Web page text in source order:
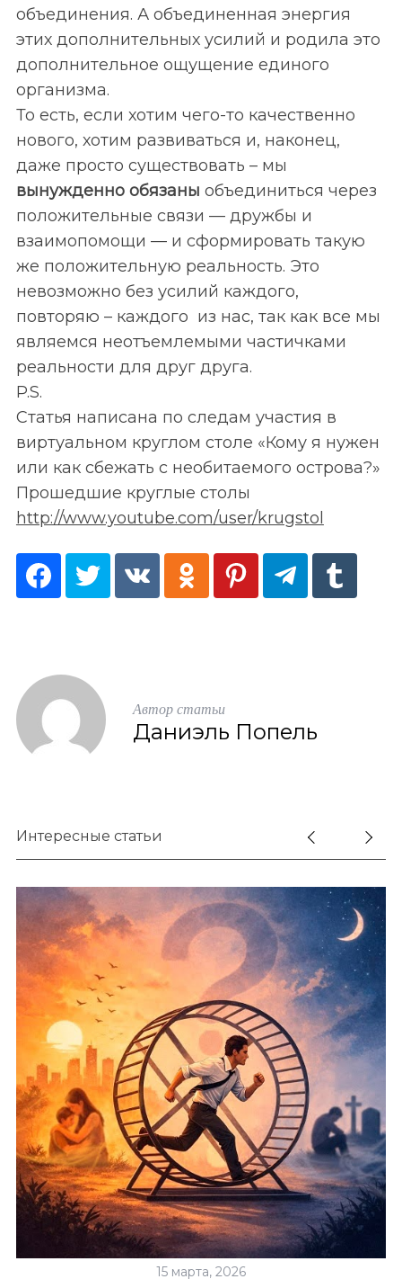
объединения. А объединенная энергия
этих дополнительных усилий и родила это
дополнительное ощущение единого
организма.
То есть, если хотим чего-то качественно
нового, хотим развиваться и, наконец,
даже просто существовать – мы
вынужденно обязаны объединиться через
положительные связи — дружбы и
взаимопомощи — и сформировать такую
же положительную реальность. Это
невозможно без усилий каждого,
повторяю – каждого из нас, так как все мы
являемся неотъемлемыми частичками
реальности для друг друга.
P.S.
Статья написана по следам участия в
виртуальном круглом столе «Кому я нужен
или как сбежать с необитаемого острова?»
Прошедшие круглые столы
http://www.youtube.com/user/krugstol
Автор статьи
Даниэль Попель
Интересные статьи
15 марта, 2026